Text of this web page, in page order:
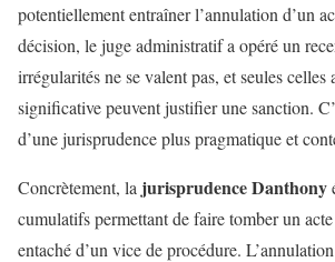
potentiellement entraîner l’annulation d’un
décision, le juge administratif a opéré un
irrégularités ne se valent pas, et seules celles
significative peuvent justifier une sanction.
d’une jurisprudence plus pragmatique et
Concrètement, la jurisprudence Danthony
cumulatifs permettant de faire tomber un
entaché d’un vice de procédure.